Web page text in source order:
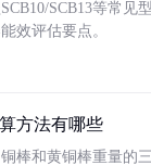
SCB13等常见
效评估要点。
方法有哪些
棒和黄铜棒重量的